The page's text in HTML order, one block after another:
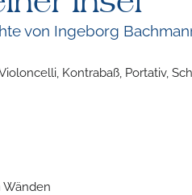
von Ingeborg
Kontrabaß, Portativ,